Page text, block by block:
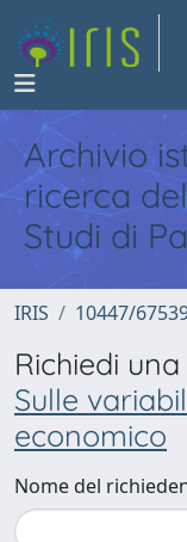
Archivio
ricerca
Studi di
IRIS 10447/
Richiedi
Sulle
economico
Nome del